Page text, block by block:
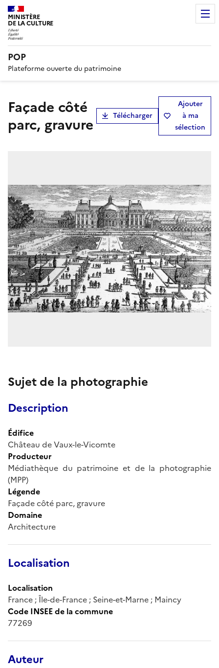
MINISTÈRE
DE LA CULTURE
POP
Plateforme ouverte du patrimoine
Façade côté
parc, gravure
Télécharger
Ajouter
à ma
sélection
Sujet de la photographie
Description
Édifice
Château de Vaux-le-Vicomte
Producteur
Médiathèque du patrimoine et de la photographie
(MPP)
Légende
Façade côté parc, gravure
Domaine
Architecture
Localisation
Localisation
France ; Île-de-France ; Seine-et-Marne ; Maincy
Code INSEE de la commune
77269
Auteur